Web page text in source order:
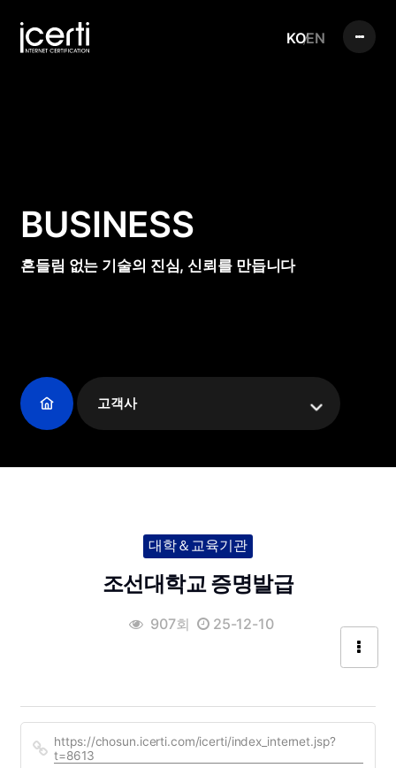
KOEN
BUSINESS
흔들림 없는 기술의 진심, 신뢰를 만듭니다
고객사
대학＆교육기관
조선대학교 증명발급
907회 25-12-10
https://chosun.icerti.com/icerti/index_internet.jsp?
t=8613